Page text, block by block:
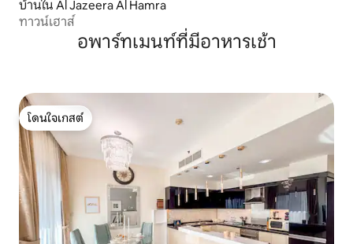
บ้านใน Al Jazeera Al Hamra
ทาวน์เฮาส์
อพาร์ทเมนท์ที่มีอาหารเช้า
โดนใจเกสต์
โดนใจเกสต์